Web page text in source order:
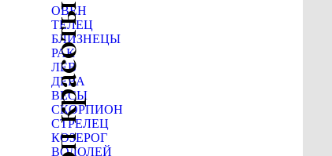
ОВЕН
ТЕЛЕЦ
БЛИЗНЕЦЫ
РАК
ЛЕВ
ДЕВА
ВЕСЫ
СКОРПИОН
СТРЕЛЕЦ
КОЗЕРОГ
ВОДОЛЕЙ